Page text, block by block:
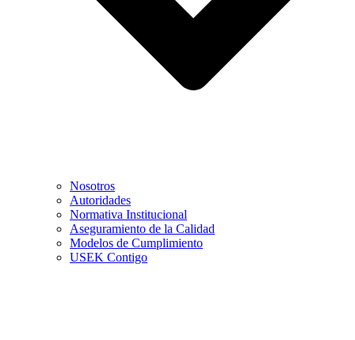
Nosotros
Autoridades
Normativa Institucional
Aseguramiento de la Calidad
Modelos de Cumplimiento
USEK Contigo